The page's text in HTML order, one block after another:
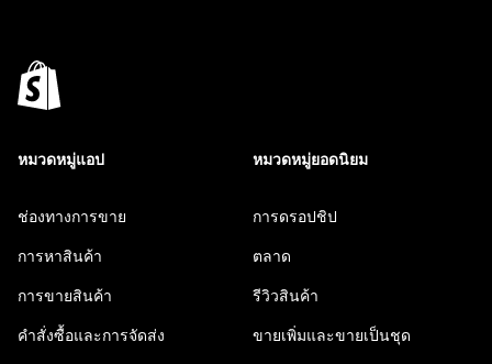
หมวดหมู่แอป
ช่องทางการขาย
การหาสินค้า
การขายสินค้า
คำสั่งซื้อและการจัดส่ง
หมวดหมู่ยอดนิยม
การดรอปชิป
ตลาด
รีวิวสินค้า
ขายเพิ่มและขายเป็นชุด